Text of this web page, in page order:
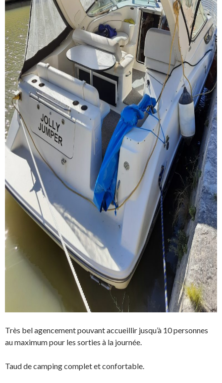
Très bel agencement pouvant accueillir jusqu’à 10 personnes
au maximum pour les sorties à la journée.
Taud de camping complet et confortable.